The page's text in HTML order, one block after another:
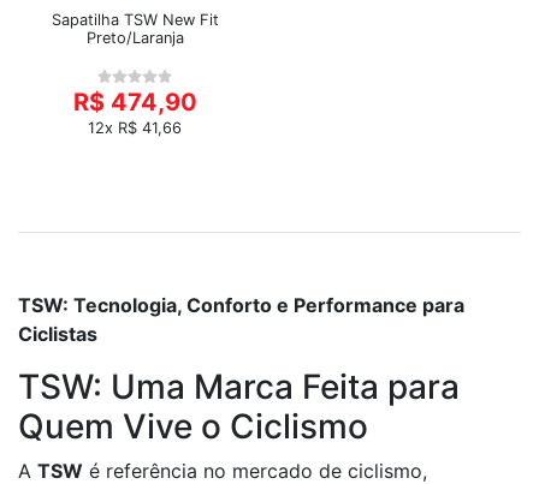
Sapatilha TSW New Fit
Preto/Laranja
R$ 474,90
12x R$ 41,66
TSW: Tecnologia, Conforto e Performance para
Ciclistas
TSW: Uma Marca Feita para
Quem Vive o Ciclismo
A TSW é referência no mercado de ciclismo,